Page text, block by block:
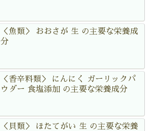
＜魚類＞ おおさが 生 の主要な栄養成
分
＜香辛料類＞ にんにく ガーリックパ
ウダー 食塩添加 の主要な栄養成分
＜貝類＞ ほたてがい 生 の主要な栄養